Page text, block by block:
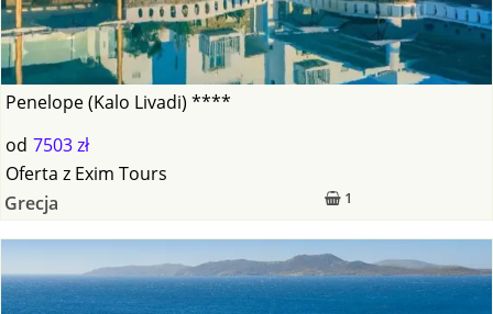
Penelope (Kalo Livadi) ****
od 7503 zł
1
Oferta z Exim Tours
Grecja